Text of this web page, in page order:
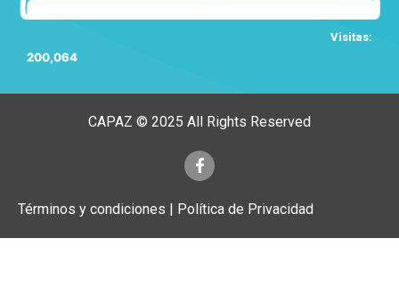
Visitas:
200,064
CAPAZ © 2025 All Rights Reserved
Términos y condiciones | Política de Privacidad